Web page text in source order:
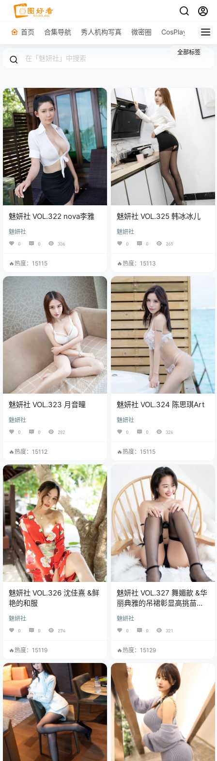
首页 合集导航 秀人机构写真 微密圈 CosPlay 原图
全部标签
魅妍社 VOL.322 nova李雅
魅妍社
0 0 336
🔥热度：15115
魅妍社 VOL.325 韩冰冰儿
魅妍社
0 0 265
🔥热度：15113
魅妍社 VOL.323 月音瞳
魅妍社
0 0 282
🔥热度：15112
魅妍社 VOL.324 陈思琪Art
魅妍社
0 0 326
🔥热度：15115
魅妍社 VOL.326 沈佳熹 &鲜
艳的和服
魅妍社
0 0 274
🔥热度：15119
魅妍社 VOL.327 舞媚歆 &华
丽典雅的吊裙彰显高挑苗条
魅妍社
0 0 321
🔥热度：15129